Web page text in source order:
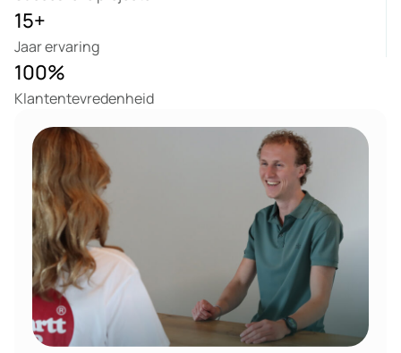
Jaar ervaring
15+
Klantentevredenheid
100%